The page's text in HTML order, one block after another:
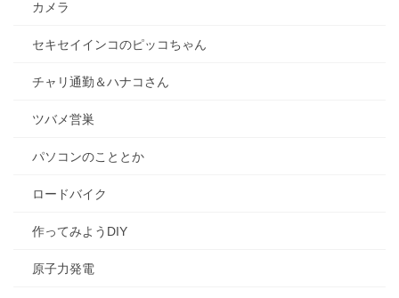
カメラ
セキセイインコのピッコちゃん
チャリ通勤＆ハナコさん
ツバメ営巣
パソコンのこととか
ロードバイク
作ってみようDIY
原子力発電